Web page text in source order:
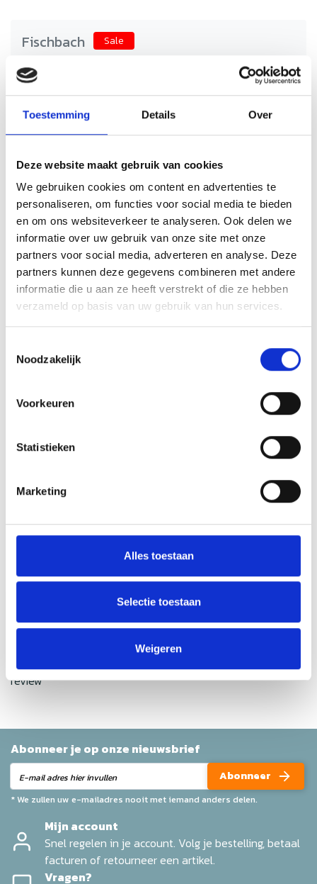
Toestemming Details Over
Deze website maakt gebruik van cookies
We gebruiken cookies om content en advertenties te
personaliseren, om functies voor social media te bieden
en om ons websiteverkeer te analyseren. Ook delen we
informatie over uw gebruik van onze site met onze
partners voor social media, adverteren en analyse. Deze
partners kunnen deze gegevens combineren met andere
informatie die u aan ze heeft verstrekt of die ze hebben
verzameld op basis van uw gebruik van hun services.
Noodzakelijk
Voorkeuren
Statistieken
Marketing
Alles toestaan
Selectie toestaan
Weigeren
Fischbach Sale
Fischbach afzuigmotor 1550
m3/h (D270/E1)
€465,84 €931,68
betrouwbare horeca ventilatie. Ideaal voor keuken afzuiging
en professionele luchtafvoer. Duurzaam, efficiënt en
geschikt voor intensief gebruik.
Op voorraad Levertijd: 2 werkdagen
Aantal
Toevoegen aan winkelwagen
Toevoegen aan offerte
Persoonlijk
Productomschrijving
Wat onze klanten zeggen
Gemiddelde van 0 review(s)
Schrijf je eigen review
Geen reviews gevonden
Help ons en andere klanten door het schrijven van een
review
Abonneer je op onze nieuwsbrief
Abonneer
* We zullen uw e-mailadres nooit met iemand anders delen.
Mijn account
Snel regelen in je account. Volg je bestelling, betaal
facturen of retourneer een artikel.
Vragen?